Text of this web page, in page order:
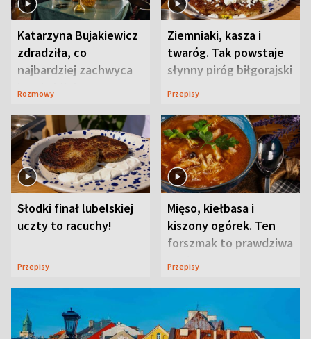
Katarzyna Bujakiewicz
zdradziła, co
najbardziej zachwyca
ją w Lublinie
Rozmowy
Ziemniaki, kasza i
twaróg. Tak powstaje
słynny piróg biłgorajski
Przepisy
Słodki finał lubelskiej
uczty to racuchy!
Przepisy
Mięso, kiełbasa i
kiszony ogórek. Ten
forszmak to prawdziwa
uczta
Przepisy